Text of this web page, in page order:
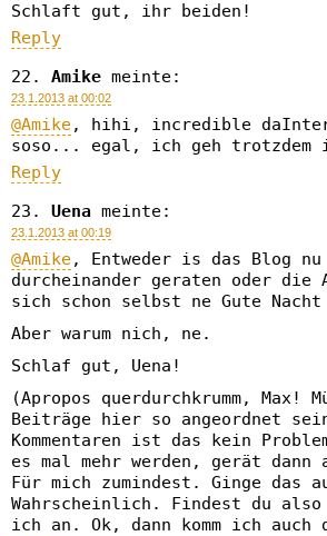
Schlaft gut, ihr beiden!
Reply
Amike meinte:
23.1.2013 at 00:02
@Amike, hihi, incredible
soso... egal, ich geh trotzdem
Reply
Uena meinte:
23.1.2013 at 00:19
@Amike, Entweder is das Blog nu
durcheinander geraten oder die
sich schon selbst ne Gute
Aber warum nich, ne.
Schlaf gut, Uena!
(Apropos querdurchkrumm, Max!
Beiträge hier so angeordnet
Kommentaren ist das kein
es mal mehr werden, gerät
Für mich zumindest. Ginge das
Wahrscheinlich. Findest du also
ich an. Ok, dann komm ich